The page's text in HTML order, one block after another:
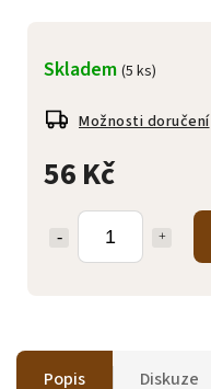
56 Kč
Skladem (5 ks)
Možnosti doručení
Popis Diskuze